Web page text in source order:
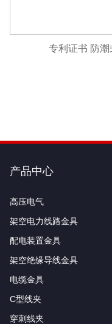
专利证书 防潮
产品中心
高压电气
架空电力线路金具
配电装置金具
架空绝缘导线金具
电缆金具
C型线夹
穿刺线夹